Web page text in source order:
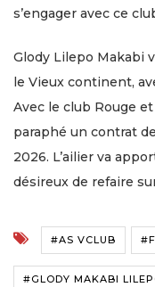
s’engager avec ce
Glody Lilepo Makabi
le Vieux continent,
Avec le club Rouge
paraphé un contrat
2026. L’ailier va
désireux de refaire
#AS VCLUB
#GLODY MAKABI